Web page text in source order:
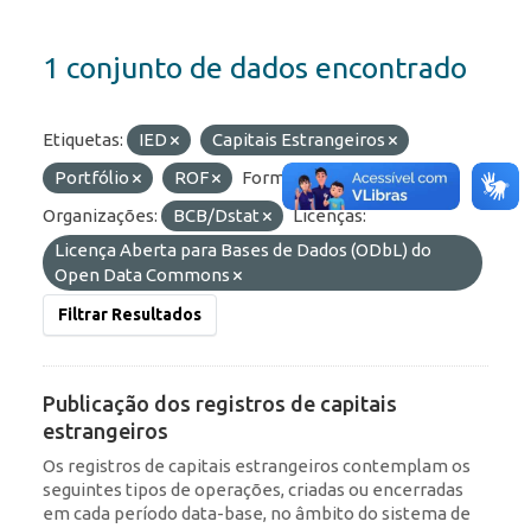
1 conjunto de dados encontrado
Etiquetas: IED
Capitais Estrangeiros
Portfólio
ROF Formatos:
OData
Organizações:
BCB/Dstat
Licenças:
Licença Aberta para Bases de Dados (ODbL) do
Open Data Commons
Filtrar Resultados
Publicação dos registros de capitais
estrangeiros
Os registros de capitais estrangeiros contemplam os
seguintes tipos de operações, criadas ou encerradas
em cada período data-base, no âmbito do sistema de